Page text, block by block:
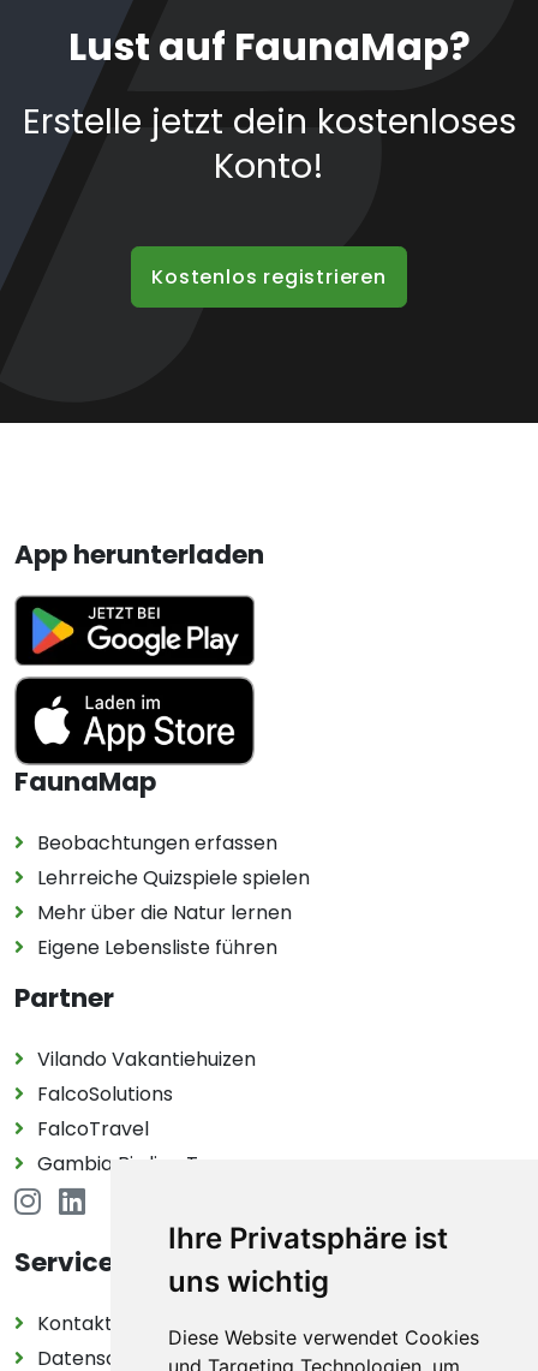
Ihre Privatsphäre ist
uns wichtig
Diese Website verwendet Cookies
und Targeting Technologien, um
Lust auf FaunaMap?
Erstelle jetzt dein kostenloses
Konto!
Kostenlos registrieren
App herunterladen
FaunaMap
Beobachtungen erfassen
Lehrreiche Quizspiele spielen
Mehr über die Natur lernen
Eigene Lebensliste führen
Partner
Vilando Vakantiehuizen
FalcoSolutions
FalcoTravel
Gambia Birding Tours
Service
Kontakt
Datenschutzerklärung